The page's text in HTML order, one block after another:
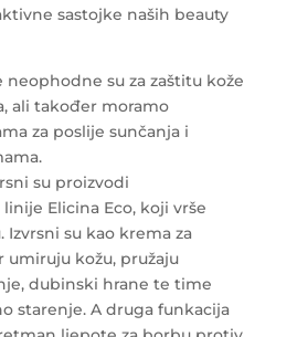
sastojke naših beauty
neophodne su za zaštitu kože
ali također moramo
za poslije sunčanja i
su proizvodi
Elicina Eco, koji vrše
su kao krema za
umiruju kožu, pružaju
dubinski hrane te time
starenje. A druga funkacija